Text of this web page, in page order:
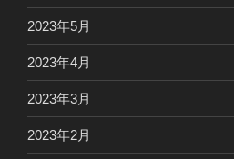
2023年5月
2023年4月
2023年3月
2023年2月